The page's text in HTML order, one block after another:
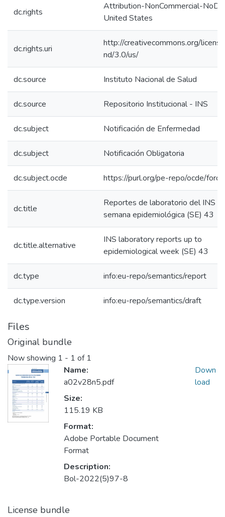
dc.rights
Attribution-NonCommercial-
United States
dc.rights.uri
http://creativecommons.org/
nd/3.0/us/
dc.source Instituto Nacional de Salud
dc.source Repositorio Institucional - INS
dc.subject Notificación de Enfermedad
dc.subject Notificación Obligatoria
dc.subject.ocde https://purl.org/pe-repo/ocde/
dc.title
Reportes de laboratorio del INS
semana epidemiológica (SE) 43
dc.title.alternative
INS laboratory reports up to
epidemiological week (SE) 43
dc.type info:eu-repo/semantics/report
dc.type.version info:eu-repo/semantics/draft
Files
Original bundle
Now showing 1 - 1 of 1
Name:
a02v28n5.pdf
Size:
115.19 KB
Format:
Adobe Portable Document
Format
Description:
Bol-2022(5)97-8
Down
load
License bundle